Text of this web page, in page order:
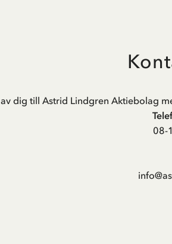
dig till Astrid Lindgren Aktiebolag
08-